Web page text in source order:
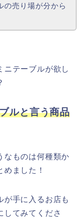
の売り場が分から
ニテーブルが欲し
ルと言う商品
なものは何種類か
ました！
が手に入るお店も
してみてくださ